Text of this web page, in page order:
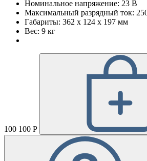
Номинальное напряжение: 23 В
Максимальный разрядный ток:
Габариты: 362 х 124 х 197 мм
Вес: 9 кг
100 100 Р